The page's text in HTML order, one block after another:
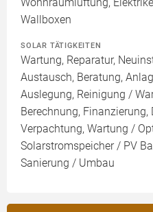
Wallboxen
SOLAR TÄTIGKEITEN
Wartung, Reparatur,
Austausch, Beratung,
Auslegung, Reinigung /
Berechnung,
Verpachtung, Wartung /
Solarstromspeicher / PV
Sanierung / Umbau